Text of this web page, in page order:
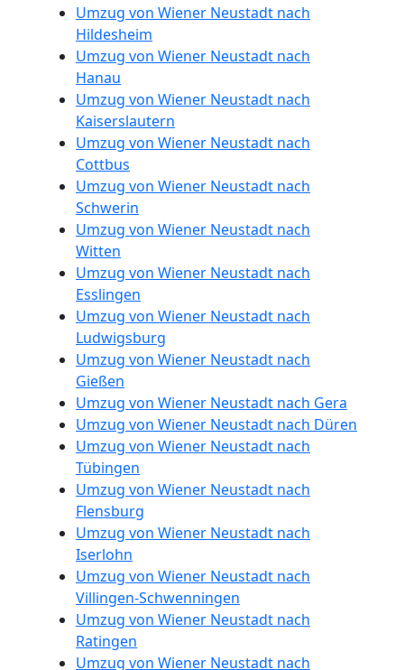
Umzug von Wiener Neustadt nach
Hildesheim
Umzug von Wiener Neustadt nach
Hanau
Umzug von Wiener Neustadt nach
Kaiserslautern
Umzug von Wiener Neustadt nach
Cottbus
Umzug von Wiener Neustadt nach
Schwerin
Umzug von Wiener Neustadt nach
Witten
Umzug von Wiener Neustadt nach
Esslingen
Umzug von Wiener Neustadt nach
Ludwigsburg
Umzug von Wiener Neustadt nach
Gießen
Umzug von Wiener Neustadt nach Gera
Umzug von Wiener Neustadt nach Düren
Umzug von Wiener Neustadt nach
Tübingen
Umzug von Wiener Neustadt nach
Flensburg
Umzug von Wiener Neustadt nach
Iserlohn
Umzug von Wiener Neustadt nach
Villingen-Schwenningen
Umzug von Wiener Neustadt nach
Ratingen
Umzug von Wiener Neustadt nach
Umzugshelfer
Wiener
Neustadt
Möbeltaxi
Wiener
Neustadt
Kleintransport
Wiener
Neustadt
Möbelmontage
Wiener
Neustadt